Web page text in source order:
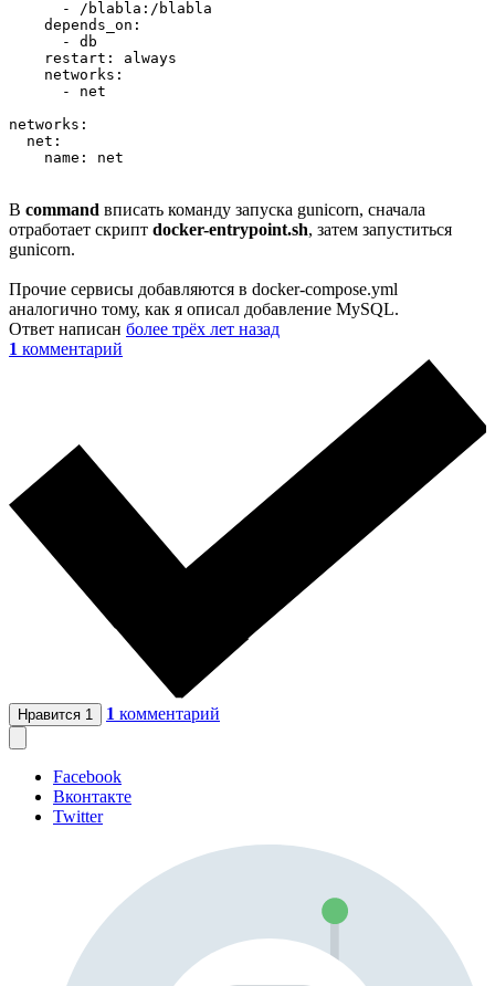
      - /blabla:/blabla
    depends_on:
      - db
    restart: always
    networks:
      - net
networks:
  net:
    name: net
В command вписать команду запуска gunicorn, сначала
отработает скрипт docker-entrypoint.sh, затем запуститься
gunicorn.
Прочие сервисы добавляются в docker-compose.yml
аналогично тому, как я описал добавление MySQL.
Ответ написан более трёх лет назад
1 комментарий
Нравится 1 1 комментарий
Facebook
Вконтакте
Twitter